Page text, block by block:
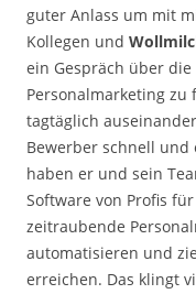
guter Anlass um mit
Kollegen und
ein Gespräch über
Personalmarketing zu
tagtäglich
Bewerber schnell
haben er und sein
Software von Profis
zeitraubende
automatisieren und
erreichen. Das klingt